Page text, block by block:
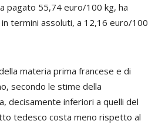
pagato 55,74 euro/100 kg, ha
termini assoluti, a 12,16 euro/100
materia prima francese e di
secondo le stime della
decisamente inferiori a quelli del
tedesco costa meno rispetto al